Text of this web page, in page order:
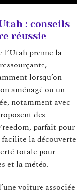
: conseils
réussie
l’Utah prenne la
lorsqu’on
aménagé ou un
notamment avec
des
parfait pour
la découverte
totale pour
et la météo.
voiture associée